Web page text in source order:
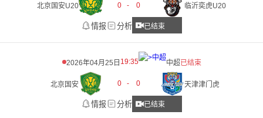
北京国安U20 0 - 0 临沂奕虎U20
情报 分析 已结束
2026年04月25日 19:35 中超已结束
北京国安 0 - 0 天津津门虎
情报 分析 已结束